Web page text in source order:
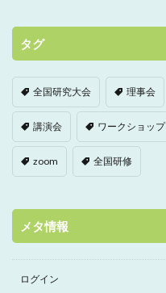
タグ
全国研究大会 理事会
講演会 ワークショップ
zoom 全国研修
メタ情報
ログイン